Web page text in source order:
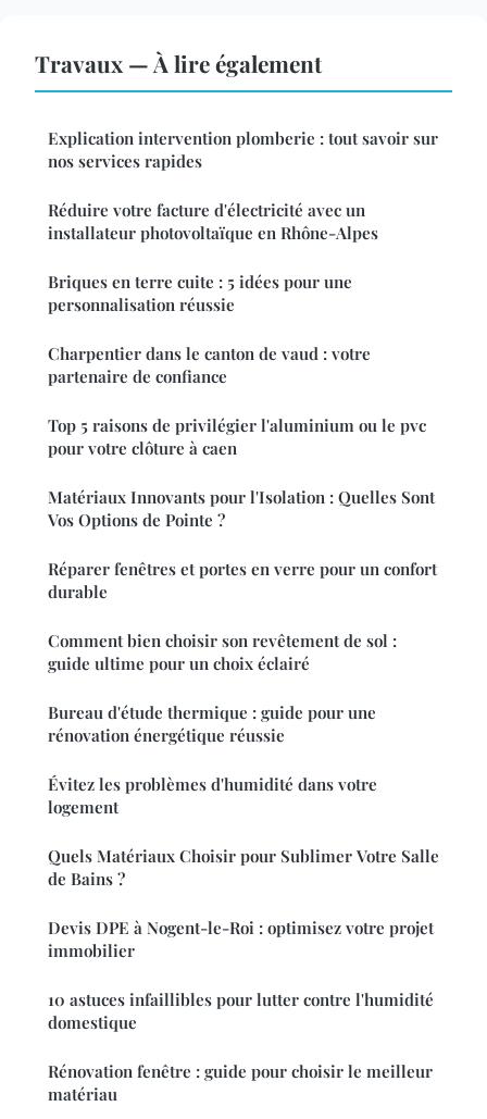
Travaux — À lire également
Explication intervention plomberie : tout savoir sur
nos services rapides
Réduire votre facture d'électricité avec un
installateur photovoltaïque en Rhône-Alpes
Briques en terre cuite : 5 idées pour une
personnalisation réussie
Charpentier dans le canton de vaud : votre
partenaire de confiance
Top 5 raisons de privilégier l'aluminium ou le pvc
pour votre clôture à caen
Matériaux Innovants pour l'Isolation : Quelles Sont
Vos Options de Pointe ?
Réparer fenêtres et portes en verre pour un confort
durable
Comment bien choisir son revêtement de sol :
guide ultime pour un choix éclairé
Bureau d'étude thermique : guide pour une
rénovation énergétique réussie
Évitez les problèmes d'humidité dans votre
logement
Quels Matériaux Choisir pour Sublimer Votre Salle
de Bains ?
Devis DPE à Nogent-le-Roi : optimisez votre projet
immobilier
10 astuces infaillibles pour lutter contre l'humidité
domestique
Rénovation fenêtre : guide pour choisir le meilleur
matériau